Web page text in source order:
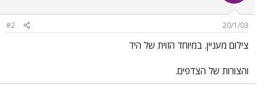
20/1/03
#2
צילום מעניין. במיוחד הזוית של היד
והצורות של הצדפים.